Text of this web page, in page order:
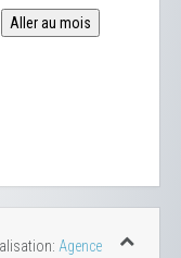
Aller au mois
Agence